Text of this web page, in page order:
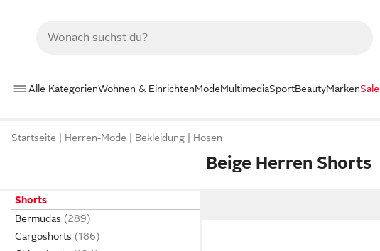
Alle KategorienWohnen & EinrichtenModeMultimediaSportBeautyMarkenSale
Startseite Herren-Mode Bekleidung Hosen
Beige Herren Shorts
Shorts
Bermudas
Cargoshorts